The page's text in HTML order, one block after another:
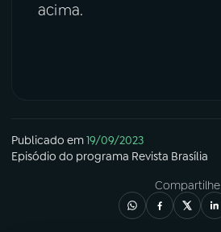
acima.
Publicado em19/09/2023
Episódio do programa Revista Brasília
Compartilhe